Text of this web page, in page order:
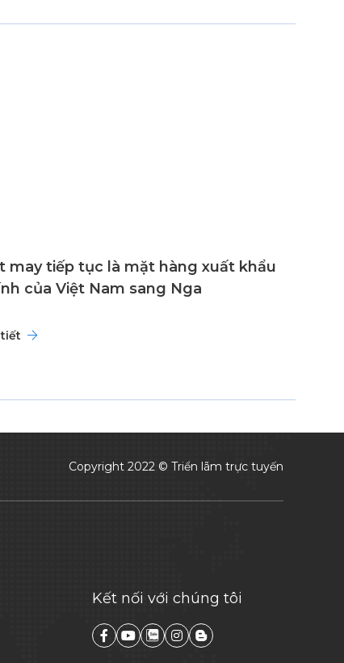
may tiếp tục là mặt hàng xuất khẩu
của Việt Nam sang Nga
Copyright 2022 © Triển lãm trực tuyến
Kết nối với chúng tôi